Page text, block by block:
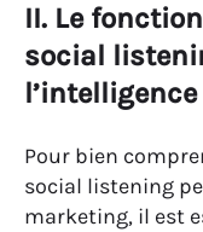
II. Le
social
Pour bien
social listening
marketing, il est